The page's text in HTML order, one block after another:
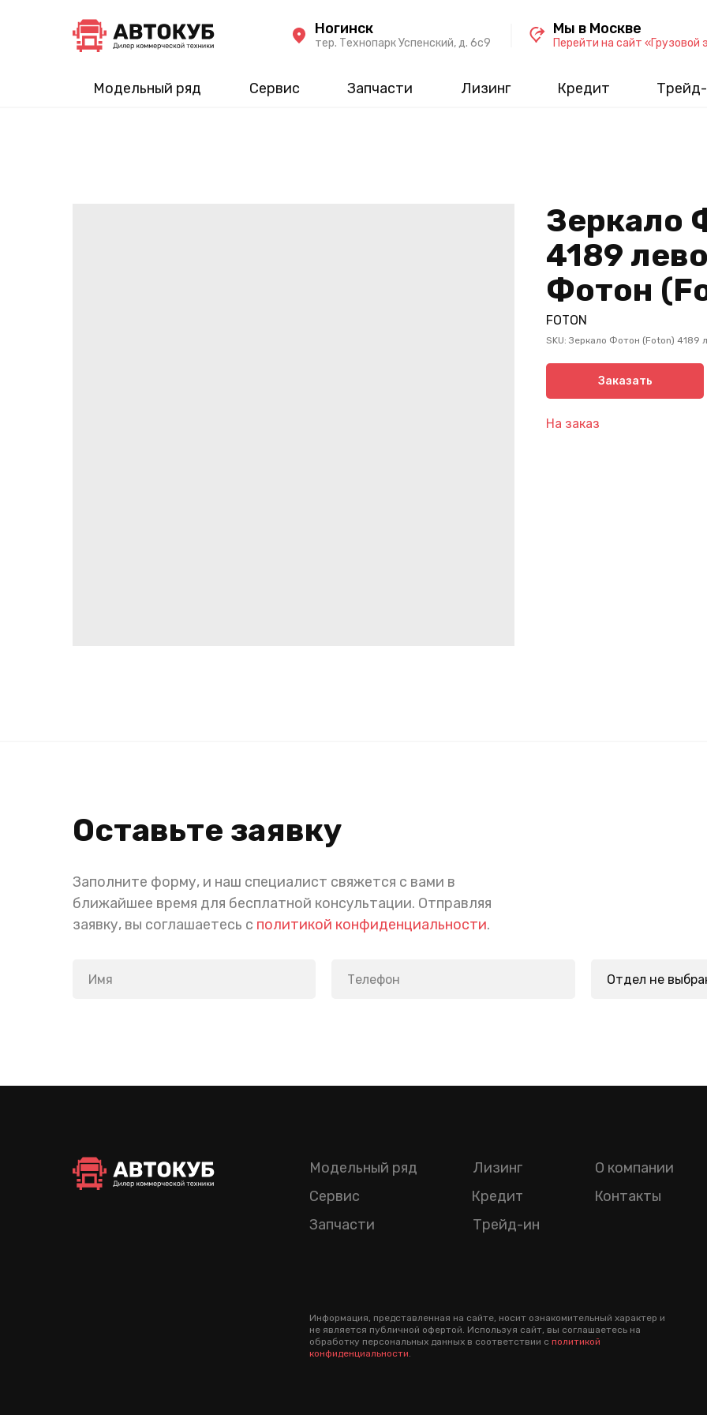
Модельный ряд Сервис Запчасти Лизинг Кредит
тер. Технопарк Успенский, д. 6c9
Ногинск
Перейти на сайт «Грузовой
Мы в Москве
Зеркало
4189
Фотон
FOTON
SKU: Зеркало Фотон (Foton) 4189
Заказать
На заказ
Оставьте заявку
Заполните форму, и наш специалист свяжется с вами в
ближайшее время для бесплатной консультации. Отправляя
заявку, вы соглашаетесь с политикой конфиденциальности.
Лизинг
Кредит
Трейд-ин
Модельный ряд
Сервис
Запчасти
О компании
Контакты
Информация, представленная на сайте, носит ознакомительный характер и
не является публичной офертой. Используя сайт, вы соглашаетесь на
обработку персональных данных в соответствии с политикой
конфиденциальности.